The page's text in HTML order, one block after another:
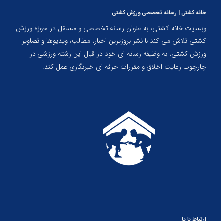
خانه کشتی | رسانه تخصصی ورزش کشتی
وبسایت خانه کشتی، به عنوان رسانه تخصصی و مستقل در حوزه ورزش
کشتی تلاش می کند با نشر بروزترین اخبار، مطالب، ویدیوها و تصاویر
ورزش کشتی، به وظیفه رسانه ای خود در قبال این رشته ورزشی در
چارچوب رعایت اخلاق و مقررات حرفه ای خبرنگاری عمل کند.
ارتباط با ما